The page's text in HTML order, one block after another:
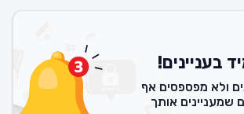
בעניינים!
ולא מפספסים אף
שמעניינים אותך